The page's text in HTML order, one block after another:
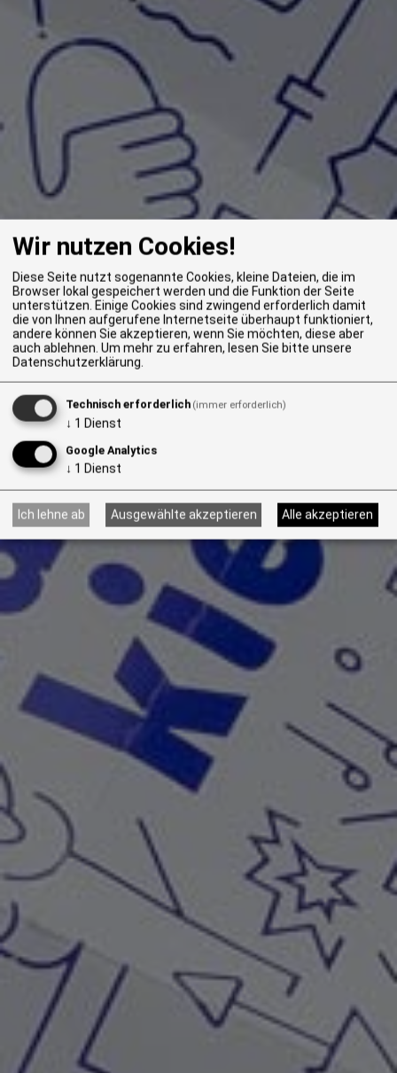
Wir nutzen Cookies!
Diese Seite nutzt sogenannte Cookies, kleine Dateien, die im
Browser lokal gespeichert werden und die Funktion der Seite
unterstützen. Einige Cookies sind zwingend erforderlich damit
die von Ihnen aufgerufene Internetseite überhaupt funktioniert,
andere können Sie akzeptieren, wenn Sie möchten, diese aber
auch ablehnen. Um mehr zu erfahren, lesen Sie bitte unsere
Datenschutzerklärung.
Technisch erforderlich (immer erforderlich)
↓ 1 Dienst
Google Analytics
↓ 1 Dienst
Ich lehne ab Ausgewählte akzeptieren Alle akzeptieren